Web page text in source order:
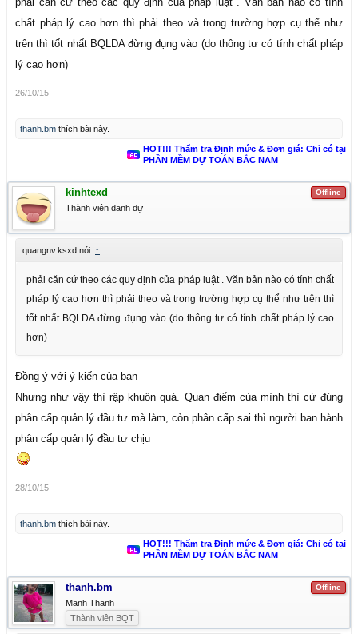
của Ban QLDA)
Đôi vài ý kiến trao đổi với các ban...chém nhiệt tình
chất pháp lý cao hơn thì phải theo và trong trường hợp cụ thể như
trên thì tốt nhất BQLDA đừng đụng vào (do thông tư có tính chất pháp
lý cao hơn)
26/10/15
thanh.bm thích bài này.
HOT!!! Thẩm tra Định mức & Đơn giá: Chỉ có tại
PHẦN MỀM DỰ TOÁN BẮC NAM
Offline
kinhtexd
Thành viên danh dự
quangnv.ksxd nói: ↑
phải căn cứ theo các quy định của pháp luật . Văn bản nào có tính chất
pháp lý cao hơn thì phải theo và trong trường hợp cụ thể như trên thì
tốt nhất BQLDA đừng đụng vào (do thông tư có tính chất pháp lý cao
hơn)
Đồng ý với ý kiến của bạn
Nhưng như vậy thì rập khuôn quá. Quan điểm của mình thì cứ đúng
phân cấp quản lý đầu tư mà làm, còn phân cấp sai thì người ban hành
phân cấp quản lý đầu tư chịu
28/10/15
thanh.bm thích bài này.
HOT!!! Thẩm tra Định mức & Đơn giá: Chỉ có tại
PHẦN MỀM DỰ TOÁN BẮC NAM
Offline
thanh.bm
Manh Thanh
Thành viên BQT